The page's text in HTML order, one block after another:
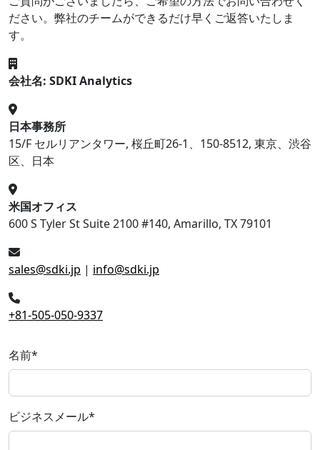
ださい。弊社のチームができるだけ早くご返答いたしま
す。
会社名: SDKI Analytics
日本事務所
15/F セルリアンタワー, 桜丘町26-1、150-8512, 東京、渋谷
区、日本
米国オフィス
600 S Tyler St Suite 2100 #140, Amarillo, TX 79101
sales@sdki.jp | info@sdki.jp
+81-505-050-9337
名前*
ビジネスメール*